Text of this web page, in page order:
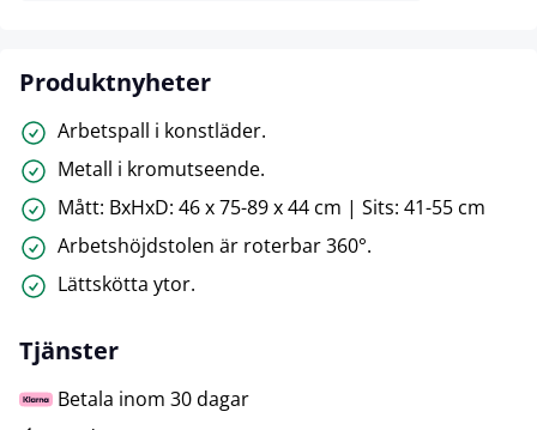
Produktnyheter
Arbetspall i konstläder.
Metall i kromutseende.
Mått: BxHxD: 46 x 75-89 x 44 cm | Sits: 41-55 cm
Arbetshöjdstolen är roterbar 360°.
Lättskötta ytor.
Tjänster
Betala inom 30 dagar